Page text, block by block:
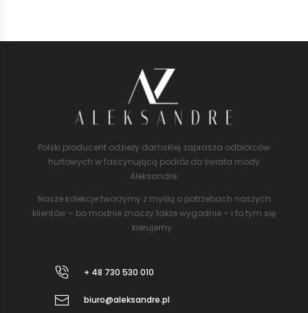
Polski producent odzieży damskiej zaprasza odbiorców
hurtowych w fascynującą podróż do świata mody
Aleksandre.
Nasze kolekcje tworzymy z myślą o potrzebach naszych
klientów – bo modnie znaczy także wygodnie – i to tym się
kierujemy.
+ 48 730 530 010
biuro@aleksandre.pl